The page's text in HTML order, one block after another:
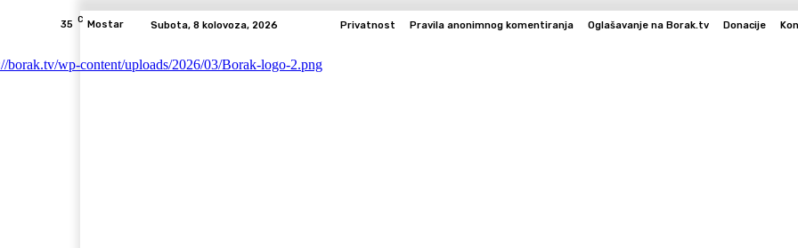
35 C Mostar Subota, 8 kolovoza, 2026 Privatnost Pravila anonimnog komentiranja Oglašavanje na Borak.tv Donacije